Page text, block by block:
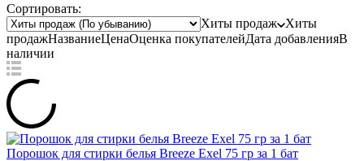
Сортировать:
Хиты продаж
Хиты
продажНазваниеЦенаОценка покупателейДата добавленияВ
наличии
Порошок для стирки белья Breeze Exel 75 гр за 1 бат